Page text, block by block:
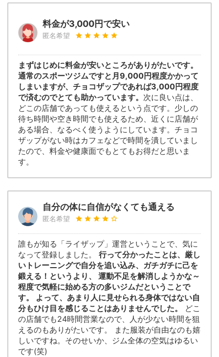
料金が3,000円で安い
匿名希望
まずはじめに料金が安いところがありがたいです。
通常のスポーツジムですと月9,000円程度かかって
しまいますが、チョコザップであれば3,000円程度
で済むのでとても助かっています。 次に良い点は、
どこの店舗であっても使えるという点です。少しの
待ち時間や空き時間でも使えるため、近くに店舗が
ある場合、なるべく使うようにしています。チョコ
ザップがない時はカフェなどで時間を潰していまし
たので、料金や健康面でもとてもお得だと思いま
す。
自分の体に自信がなくても通える
匿名希望
誰もが知る「ライザップ」運営ということで、気に
なって登録しました。 行って分かったことは、厳し
いトレーニングで自分を追い込み、ガチガチに己を
鍛える！というより、 運動不足を解消しようかな～
程度で気軽に始める方の多いジムだということで
す。 よって、あまり人に見せられる身体ではない自
分もひけ目を感じることはありませんでした。
どこ
の店舗でも24時間営業なので、人が少ない時間を狙
えるのもありがたいです。 また服装が自由なのも嬉
しいですね。そのせいか、ジム全体の空気はゆるい
です(笑)